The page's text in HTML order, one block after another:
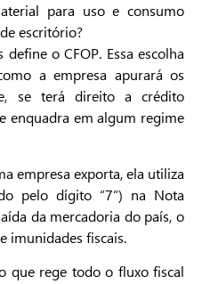
para uso e consumo
escritório?
o CFOP. Essa escolha
a empresa apurará os
se terá direito a crédito
enquadra em algum regime
empresa exporta, ela utiliza
pelo dígito “7”) na Nota
da mercadoria do país, o
imunidades fiscais.
que rege todo o fluxo fiscal